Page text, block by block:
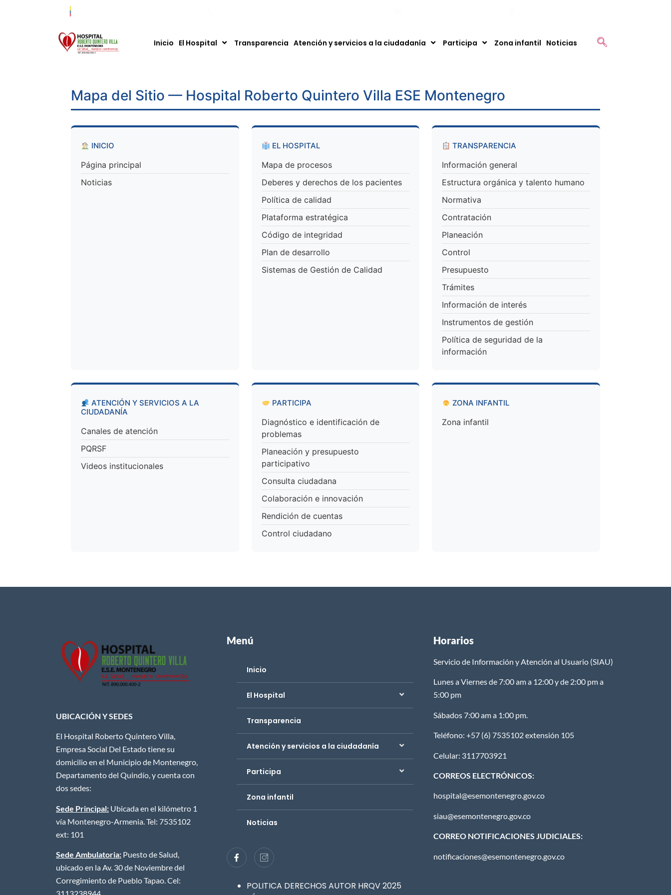
Inicio El Hospital Transparencia Atención y servicios a la ciudadanía Participa Zona infantil Noticias
Mapa del Sitio — Hospital Roberto Quintero Villa ESE Montenegro
INICIO
Página principal
Noticias
EL HOSPITAL
Mapa de procesos
Deberes y derechos de los pacientes
Política de calidad
Plataforma estratégica
Código de integridad
Plan de desarrollo
Sistemas de Gestión de Calidad
TRANSPARENCIA
Información general
Estructura orgánica y talento humano
Normativa
Contratación
Planeación
Control
Presupuesto
Trámites
Información de interés
Instrumentos de gestión
Política de seguridad de la
información
ATENCIÓN Y SERVICIOS A LA
CIUDADANÍA
Canales de atención
PQRSF
Videos institucionales
PARTICIPA
Diagnóstico e identificación de
problemas
Planeación y presupuesto
participativo
Consulta ciudadana
Colaboración e innovación
Rendición de cuentas
Control ciudadano
ZONA INFANTIL
Zona infantil
UBICACIÓN Y SEDES
El Hospital Roberto Quintero Villa,
Empresa Social Del Estado tiene su
domicilio en el Municipio de Montenegro,
Departamento del Quindío, y cuenta con
dos sedes:
Sede Principal: Ubicada en el kilómetro 1
vía Montenegro-Armenia. Tel: 7535102
ext: 101
Sede Ambulatoria: Puesto de Salud,
ubicado en la Av. 30 de Noviembre del
Corregimiento de Pueblo Tapao. Cel:
Menú
Inicio
El Hospital
Transparencia
Atención y servicios a la ciudadanía
Participa
Zona infantil
Noticias
POLITICA DERECHOS AUTOR HRQV 2025
Horarios
Servicio de Información y Atención al Usuario (SIAU)
Lunes a Viernes de 7:00 am a 12:00 y de 2:00 pm a
5:00 pm
Sábados 7:00 am a 1:00 pm.
Teléfono: +57 (6) 7535102 extensión 105
Celular: 3117703921
CORREOS ELECTRÓNICOS:
hospital@esemontenegro.gov.co
siau@esemontenegro.gov.co
CORREO NOTIFICACIONES JUDICIALES:
notificaciones@esemontenegro.gov.co